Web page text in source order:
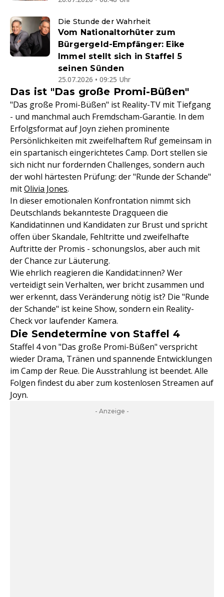
Die Stunde der Wahrheit
Vom Nationaltorhüter zum
Bürgergeld-Empfänger: Eike
Immel stellt sich in Staffel 5
seinen Sünden
25.07.2026 • 09:25 Uhr
Das ist "Das große Promi-Büßen"
"Das große Promi-Büßen" ist Reality-TV mit Tiefgang
- und manchmal auch Fremdscham-Garantie. In dem
Erfolgsformat auf Joyn ziehen prominente
Persönlichkeiten mit zweifelhaftem Ruf gemeinsam in
ein spartanisch eingerichtetes Camp. Dort stellen sie
sich nicht nur fordernden Challenges, sondern auch
der wohl härtesten Prüfung: der "Runde der Schande"
mitOlivia Jones.
In dieser emotionalen Konfrontation nimmt sich
Deutschlands bekannteste Dragqueen die
Kandidatinnen und Kandidaten zur Brust und spricht
offen über Skandale, Fehltritte und zweifelhafte
Auftritte der Promis - schonungslos, aber auch mit
der Chance zur Läuterung.
Wie ehrlich reagieren die Kandidat:innen? Wer
verteidigt sein Verhalten, wer bricht zusammen und
wer erkennt, dass Veränderung nötig ist? Die "Runde
der Schande" ist keine Show, sondern ein Reality-
Check vor laufender Kamera.
Die Sendetermine von Staffel 4
Staffel 4 von "Das große Promi-Büßen" verspricht
wieder Drama, Tränen und spannende Entwicklungen
im Camp der Reue. Die Ausstrahlung ist beendet. Alle
Folgen findest du aber zum kostenlosen Streamen auf
Joyn.
- Anzeige -